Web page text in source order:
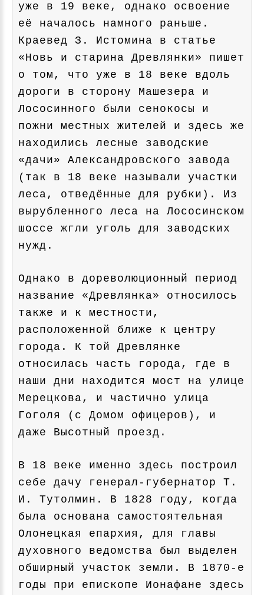
уже в 19 веке, однако освоение
её началось намного раньше.
Краевед З. Истомина в статье
«Новь и старина Древлянки» пишет
о том, что уже в 18 веке вдоль
дороги в сторону Машезера и
Лососинного были сенокосы и
пожни местных жителей и здесь же
находились лесные заводские
«дачи» Александровского завода
(так в 18 веке называли участки
леса, отведённые для рубки). Из
вырубленного леса на Лососинском
шоссе жгли уголь для заводских
нужд.
Однако в дореволюционный период
название «Древлянка» относилось
также и к местности,
расположенной ближе к центру
города. К той Древлянке
относилась часть города, где в
наши дни находится мост на улице
Мерецкова, и частично улица
Гоголя (с Домом офицеров), и
даже Высотный проезд.
В 18 веке именно здесь построил
себе дачу генерал-губернатор Т.
И. Тутолмин. В 1828 году, когда
была основана самостоятельная
Олонецкая епархия, для главы
духовного ведомства был выделен
обширный участок земли. В 1870-е
годы при епископе Ионафане здесь